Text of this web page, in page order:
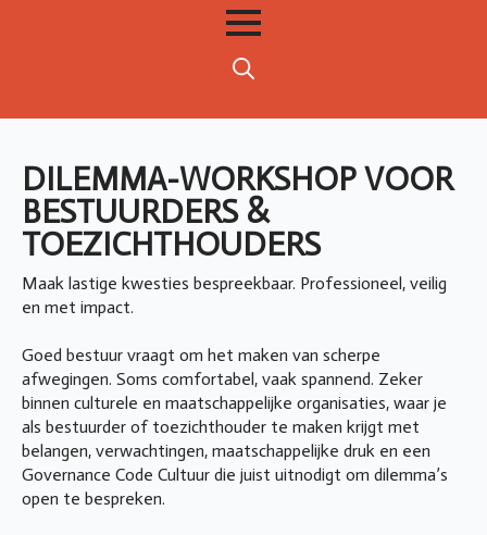
DILEMMA-WORKSHOP VOOR
BESTUURDERS &
TOEZICHTHOUDERS
Maak lastige kwesties bespreekbaar. Professioneel, veilig
en met impact.
Goed bestuur vraagt om het maken van scherpe
afwegingen. Soms comfortabel, vaak spannend. Zeker
binnen culturele en maatschappelijke organisaties, waar je
als bestuurder of toezichthouder te maken krijgt met
belangen, verwachtingen, maatschappelijke druk en een
Governance Code Cultuur die juist uitnodigt om dilemma’s
open te bespreken.